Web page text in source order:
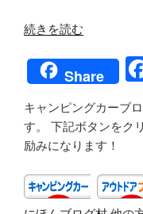
“200921_iZoo
KawaZoo（静
岡
県
河
津
の
続きを読む
Share
キャンピングカーブ
す。 下記ボタンをク
励みになります！